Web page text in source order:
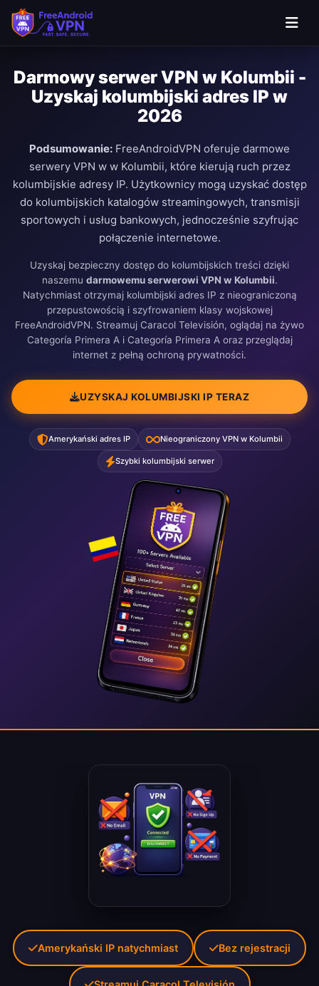
Darmowy serwer VPN w Kolumbii -
Uzyskaj kolumbijski adres IP w
2026
Podsumowanie: FreeAndroidVPN oferuje darmowe
serwery VPN w w Kolumbii, które kierują ruch przez
kolumbijskie adresy IP. Użytkownicy mogą uzyskać dostęp
do kolumbijskich katalogów streamingowych, transmisji
sportowych i usług bankowych, jednocześnie szyfrując
połączenie internetowe.
Uzyskaj bezpieczny dostęp do kolumbijskich treści dzięki
naszemu darmowemu serwerowi VPN w Kolumbii.
Natychmiast otrzymaj kolumbijski adres IP z nieograniczoną
przepustowością i szyfrowaniem klasy wojskowej
FreeAndroidVPN. Streamuj Caracol Televisión, oglądaj na żywo
Categoría Primera A i Categoría Primera A oraz przeglądaj
internet z pełną ochroną prywatności.
UZYSKAJ KOLUMBIJSKI IP TERAZ
Amerykański adres IP Nieograniczony VPN w Kolumbii
Szybki kolumbijski serwer
Amerykański IP natychmiast Bez rejestracji